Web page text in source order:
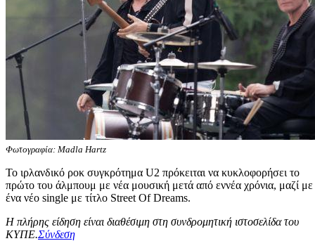
Φωτογραφία: Madla Hartz
Το ιρλανδικό ροκ συγκρότημα U2 πρόκειται να κυκλοφορήσει το
πρώτο του άλμπουμ με νέα μουσική μετά από εννέα χρόνια, μαζί με
ένα νέο single με τίτλο Street Of Dreams.
Η πλήρης είδηση είναι διαθέσιμη στη συνδρομητική ιστοσελίδα του
ΚΥΠΕ.Σύνδεση